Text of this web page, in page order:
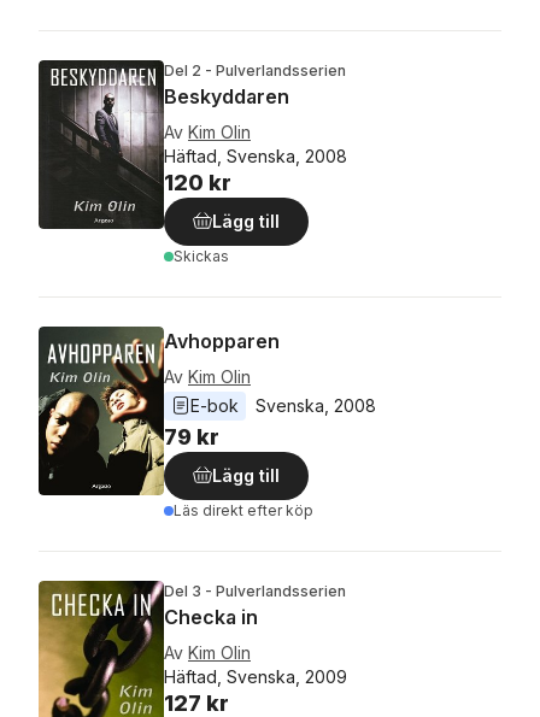
Del 2 - Pulverlandsserien
Beskyddaren
Av Kim Olin
Häftad, Svenska, 2008
120 kr
Lägg till
Skickas
Avhopparen
Av Kim Olin
E-bok
Svenska 2008
79 kr
Lägg till
Läs direkt efter köp
Del 3 - Pulverlandsserien
Checka in
Av Kim Olin
Häftad, Svenska, 2009
127 kr